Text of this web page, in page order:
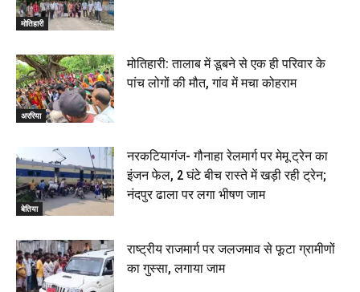
मोतिहारी
अररिया
मोतिहारी: तालाब में डूबने से एक ही परिवार के
पांच लोगों की मौत, गांव में मचा कोहराम
बेतिया
नरकटियागंज- गौनाहा रेलमार्ग पर मेमू ट्रेन का
इंजन फेल, 2 घंटे बीच रास्ते में खड़ी रही ट्रेन;
नंदपुर ढाला पर लगा भीषण जाम
राष्ट्रीय राजमार्ग पर जलजमाव से फूटा ग्रामीणों
का गुस्सा, लगाया जाम